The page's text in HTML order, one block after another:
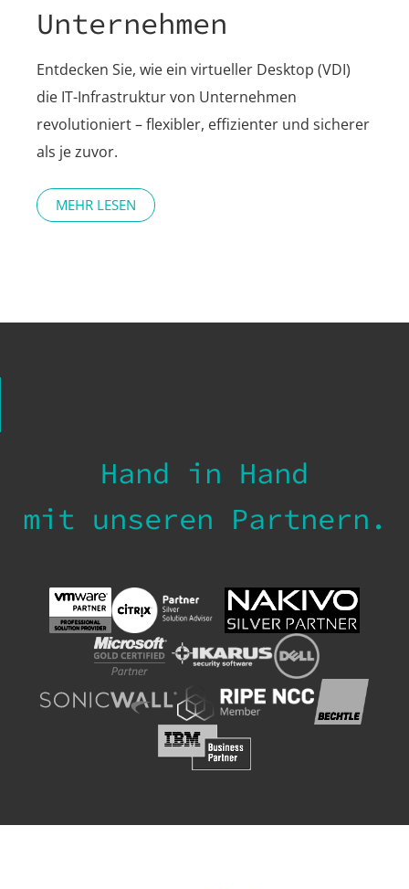
Unternehmen
Entdecken Sie, wie ein virtueller Desktop (VDI)
die IT-Infrastruktur von Unternehmen
revolutioniert – flexibler, effizienter und sicherer
als je zuvor.
MEHR LESEN
Hand in Hand
mit unseren Partnern.